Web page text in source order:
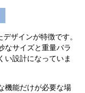
ザインが特徴です。
なサイズと重量バラ
い設計になっていま
機能だけが必要な場